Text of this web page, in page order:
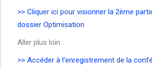
>> Cliquer ici pour visionner la 2ème
dossier Optimisation
Aller plus loin :
>> Accéder à l'enregistrement de la